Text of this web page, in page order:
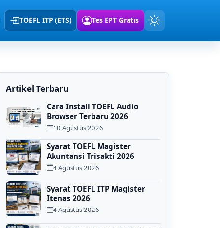
TOEFL ITP (ETS) Tes EPT Gratis
Artikel Terbaru
Cara Install TOEFL Audio
Browser Terbaru 2026
10 Agustus 2026
Syarat TOEFL Magister
Akuntansi Trisakti 2026
4 Agustus 2026
Syarat TOEFL ITP Magister
Itenas 2026
4 Agustus 2026